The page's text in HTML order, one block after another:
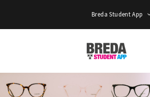
Breda Student App
Breda
Student